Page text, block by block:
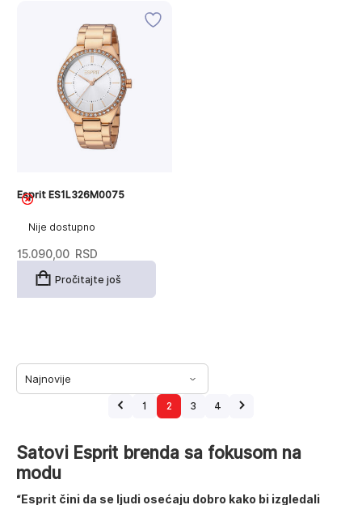
Nije dostupno
Esprit ES1L326M0075
15.090,00 RSD
Pročitajte još
1 2 3 4
Satovi Esprit brenda sa fokusom na
modu
“Esprit čini da se ljudi osećaju dobro kako bi izgledali